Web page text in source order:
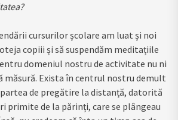
cursurilor școlare am luat și noi
copiii și să suspendăm meditațiile
domeniul nostru de activitate nu ni
măsură. Exista în centrul nostru demult
de pregătire la distanță, datorită
de la părinți, care se plângeau